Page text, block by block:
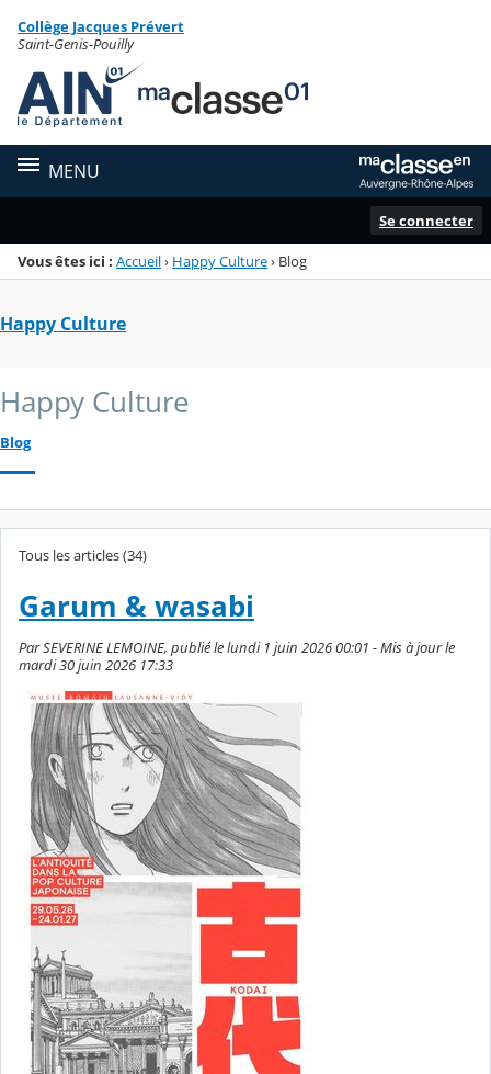
Menu de la rubrique
Contenu
Collège Jacques Prévert
Saint-Genis-Pouilly
MENU
Se connecter
Vous êtes ici : Accueil› Happy Culture› Blog
Happy Culture
Happy Culture
Blog
Tous les articles (34)
Garum & wasabi
Par SEVERINE LEMOINE, publié le lundi 1 juin 2026 00:01 - Mis à jour le
mardi 30 juin 2026 17:33